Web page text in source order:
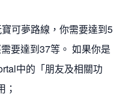
可夢路線，你需要達到5
要達到37等。 如果你是
中的「朋友及相關功
；